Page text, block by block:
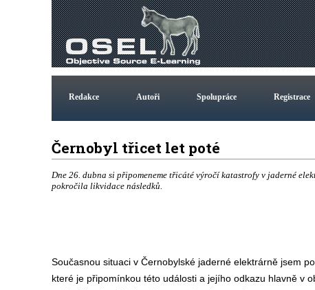
Redakce Autoři Spolupráce Registrace
Černobyl třicet let poté
Dne 26. dubna si připomeneme třicáté výročí katastrofy v jaderné
pokročila likvidace následků.
Současnou situaci v Černobylské jaderné elektrárně jsem
které je připomínkou této události a jejího odkazu hlavně v